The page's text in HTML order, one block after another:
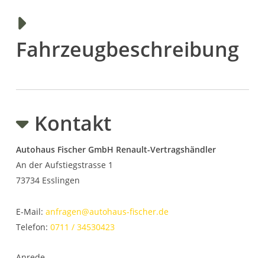
Fahrzeugbeschreibung
Kontakt
Autohaus Fischer GmbH Renault-Vertragshändler
An der Aufstiegstrasse 1
73734 Esslingen
E-Mail:anfragen@autohaus-fischer.de
Telefon:0711 / 34530423